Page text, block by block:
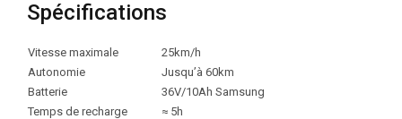
Spécifications
Vitesse maximale
25km/h
Autonomie
Jusqu’à 60km
Batterie
36V/10Ah Samsung
Temps de recharge
≈ 5h